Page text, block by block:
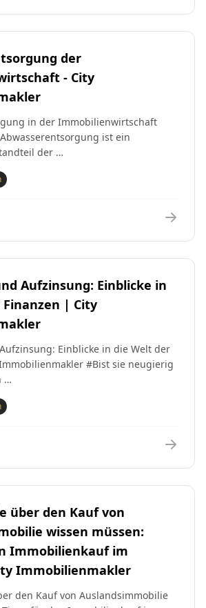
der
- City
in der Immobilienwirtschaft
ist ein
der …
Aufzinsung: Einblicke in
| City
Einblicke in die Welt der
#Bist sie neugierig
…
über den Kauf von
wissen müssen:
Immobilienkauf im
Immobilienmakler
den Kauf von Auslandsimmobilie